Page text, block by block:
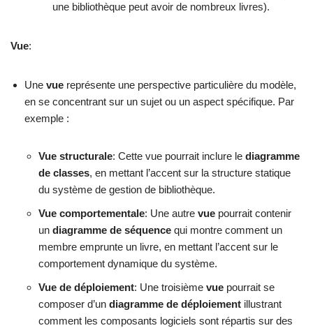
une bibliothèque peut avoir de nombreux livres).
Vue:
Une vue représente une perspective particulière du modèle,
en se concentrant sur un sujet ou un aspect spécifique. Par
exemple :
Vue structurale: Cette vue pourrait inclure le diagramme
de classes, en mettant l’accent sur la structure statique
du système de gestion de bibliothèque.
Vue comportementale: Une autre vue pourrait contenir
un diagramme de séquence qui montre comment un
membre emprunte un livre, en mettant l’accent sur le
comportement dynamique du système.
Vue de déploiement: Une troisième vue pourrait se
composer d’un diagramme de déploiement illustrant
comment les composants logiciels sont répartis sur des